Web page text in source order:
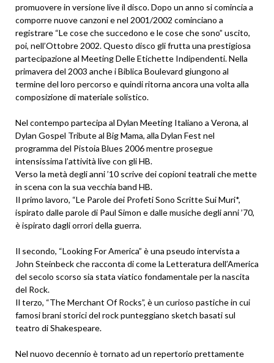
promuovere in versione live il disco. Dopo un anno si comincia a
comporre nuove canzoni e nel 2001/2002 cominciano a
registrare “Le cose che succedono e le cose che sono” uscito,
poi, nell’Ottobre 2002. Questo disco gli frutta una prestigiosa
partecipazione al Meeting Delle Etichette Indipendenti. Nella
primavera del 2003 anche i Biblica Boulevard giungono al
termine del loro percorso e quindi ritorna ancora una volta alla
composizione di materiale solistico.
Nel contempo partecipa al Dylan Meeting Italiano a Verona, al
Dylan Gospel Tribute al Big Mama, alla Dylan Fest nel
programma del Pistoia Blues 2006 mentre prosegue
intensissima l’attività live con gli HB.
Verso la metà degli anni ’10 scrive dei copioni teatrali che mette
in scena con la sua vecchia band HB.
Il primo lavoro, “Le Parole dei Profeti Sono Scritte Sui Muri*,
ispirato dalle parole di Paul Simon e dalle musiche degli anni ’70,
è ispirato dagli orrori della guerra.
Il secondo, “Looking For America” è una pseudo intervista a
John Steinbeck che racconta di come la Letteratura dell’America
del secolo scorso sia stata viatico fondamentale per la nascita
del Rock.
Il terzo, “The Merchant Of Rocks”, è un curioso pastiche in cui
famosi brani storici del rock punteggiano sketch basati sul
teatro di Shakespeare.
Nel nuovo decennio è tornato ad un repertorio prettamente